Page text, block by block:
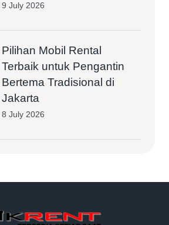
9 July 2026
Pilihan Mobil Rental
Terbaik untuk Pengantin
Bertema Tradisional di
Jakarta
8 July 2026